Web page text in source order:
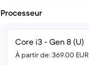
Processeur
Core i3 - Gen 8 (U)
À partir de: 369.00 EUR